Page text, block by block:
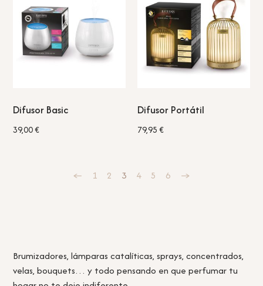
Difusor Basic
39,00€
Difusor Portátil
79,95€
← 1 2 3 4 5 6 →
Brumizadores, lámparas catalíticas, sprays, concentrados,
velas, bouquets… y todo pensando en que perfumar tu